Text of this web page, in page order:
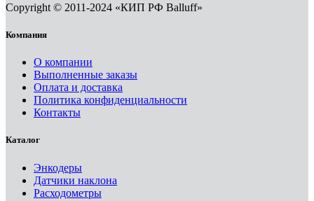
Copyright © 2011-2024 «КИП РФ Balluff»
Компания
О компании
Выполненные заказы
Оплата и доставка
Политика конфиденциальности
Контакты
Каталог
Энкодеры
Датчики наклона
Расходометры